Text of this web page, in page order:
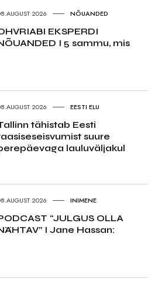
2026 NÕUANDED
EKSPERDI
I 5 sammu, mis
2026 EESTI ELU
tähistab Eesti
suure
lauluväljakul
2026 INIMENE
“JULGUS OLLA
I Jane Hassan: